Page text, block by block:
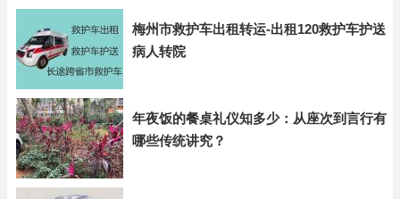
梅州市救护车出租转运-出租120救护车护送
病人转院
年夜饭的餐桌礼仪知多少：从座次到言行有
哪些传统讲究？